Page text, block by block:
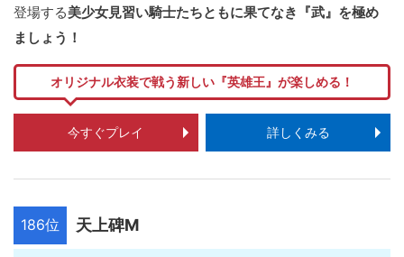
登場する美少女見習い騎士たちともに果てなき『武』を極め
ましょう！
オリジナル衣装で戦う新しい『英雄王』が楽しめる！
今すぐプレイ 詳しくみる
186位 天上碑M